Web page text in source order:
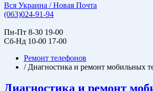
Вся Украина / Новая Почта
(063)024-91-94
Пн-Пт 8-30 19-00
Сб-Нд 10-00 17-00
Ремонт телефонов
/ Диагностика и ремонт мобильных
Диагностика и ремонт